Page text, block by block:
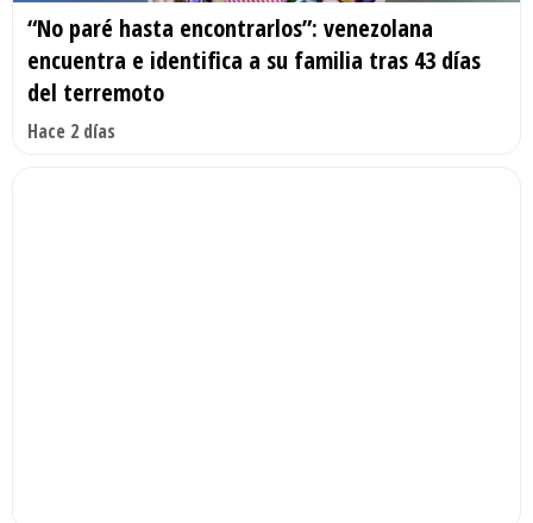
“No paré hasta encontrarlos”: venezolana
encuentra e identifica a su familia tras 43 días
del terremoto
Hace 2 días